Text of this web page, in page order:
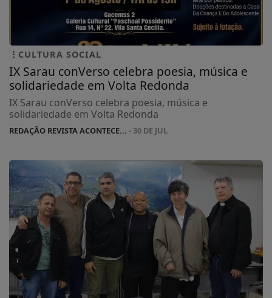
CULTURA SOCIAL
IX Sarau conVerso celebra poesia, música e
solidariedade em Volta Redonda
IX Sarau conVerso celebra poesia, música e
solidariedade em Volta Redonda
REDAÇÃO REVISTA ACONTECE... - 30 DE JUL